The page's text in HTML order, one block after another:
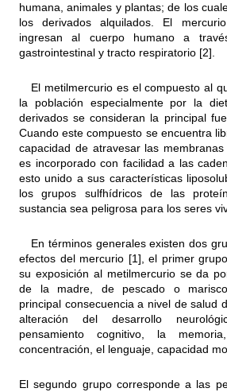
humana, animales y plantas; de los
los derivados alquilados. El
ingresan al cuerpo humano a
gastrointestinal y tracto respiratorio [2].
El metilmercurio es el compuesto al
la población especialmente por la
derivados se consideran la principal
Cuando este compuesto se encuentra
capacidad de atravesar las
es incorporado con facilidad a las
esto unido a sus características
los grupos sulfhídricos de las
sustancia sea peligrosa para los seres
En términos generales existen dos
efectos del mercurio [1], el primer
su exposición al metilmercurio se da
de la madre, de pescado o
principal consecuencia a nivel de salud
alteración del desarrollo
pensamiento cognitivo, la
concentración, el lenguaje, capacidad
El segundo grupo corresponde a las